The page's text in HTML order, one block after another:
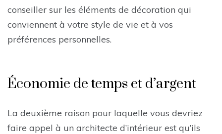
conseiller sur les éléments de décoration qui
conviennent à votre style de vie et à vos
préférences personnelles.
Économie de temps et d’argent
La deuxième raison pour laquelle vous devriez
faire appel à un architecte d’intérieur est qu’ils